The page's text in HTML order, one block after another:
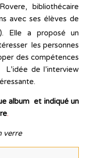
bibliothécaire
avec ses élèves de
Elle a proposé un
les personnes
des compétences
L’idée de l’interview
album et indiqué un
.
verre